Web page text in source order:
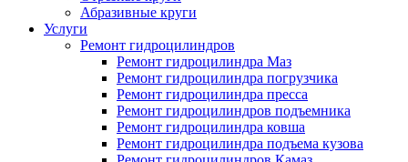
Абразивные круги
Услуги
Ремонт гидроцилиндров
Ремонт гидроцилиндра Маз
Ремонт гидроцилиндра погрузчика
Ремонт гидроцилиндра пресса
Ремонт гидроцилиндров подъемника
Ремонт гидроцилиндра ковша
Ремонт гидроцилиндра подъема кузова